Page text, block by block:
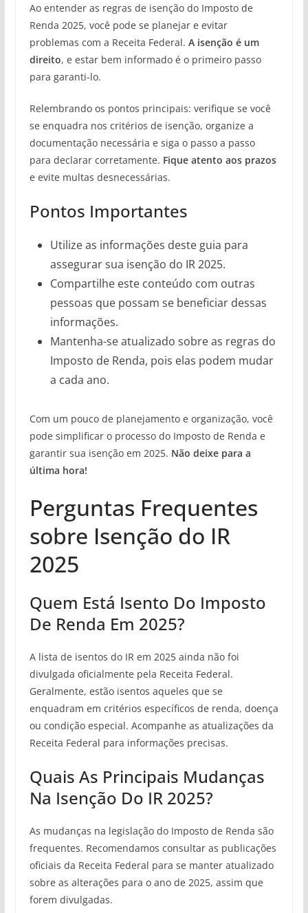
Ao entender as regras de isenção do Imposto de
Renda 2025, você pode se planejar e evitar
problemas com a Receita Federal. A isenção é um
direito, e estar bem informado é o primeiro passo
para garanti-lo.
Relembrando os pontos principais: verifique se você
se enquadra nos critérios de isenção, organize a
documentação necessária e siga o passo a passo
para declarar corretamente. Fique atento aos prazos
e evite multas desnecessárias.
Pontos Importantes
Utilize as informações deste guia para
assegurar sua isenção do IR 2025.
Compartilhe este conteúdo com outras
pessoas que possam se beneficiar dessas
informações.
Mantenha-se atualizado sobre as regras do
Imposto de Renda, pois elas podem mudar
a cada ano.
Com um pouco de planejamento e organização, você
pode simplificar o processo do Imposto de Renda e
garantir sua isenção em 2025. Não deixe para a
última hora!
Perguntas Frequentes
sobre Isenção do IR
2025
Quem Está Isento Do Imposto
De Renda Em 2025?
A lista de isentos do IR em 2025 ainda não foi
divulgada oficialmente pela Receita Federal.
Geralmente, estão isentos aqueles que se
enquadram em critérios específicos de renda, doença
ou condição especial. Acompanhe as atualizações da
Receita Federal para informações precisas.
Quais As Principais Mudanças
Na Isenção Do IR 2025?
As mudanças na legislação do Imposto de Renda são
frequentes. Recomendamos consultar as publicações
oficiais da Receita Federal para se manter atualizado
sobre as alterações para o ano de 2025, assim que
forem divulgadas.